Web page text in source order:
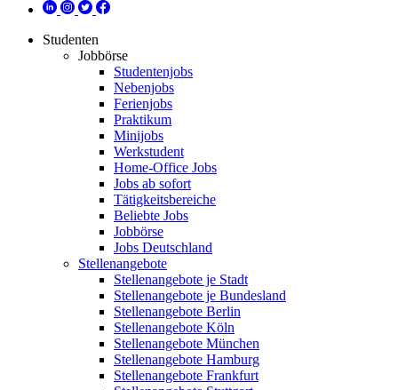
Studenten
Jobbörse
Studentenjobs
Nebenjobs
Ferienjobs
Praktikum
Minijobs
Werkstudent
Home-Office Jobs
Jobs ab sofort
Tätigkeitsbereiche
Beliebte Jobs
Jobbörse
Jobs Deutschland
Stellenangebote
Stellenangebote je Stadt
Stellenangebote je Bundesland
Stellenangebote Berlin
Stellenangebote Köln
Stellenangebote München
Stellenangebote Hamburg
Stellenangebote Frankfurt